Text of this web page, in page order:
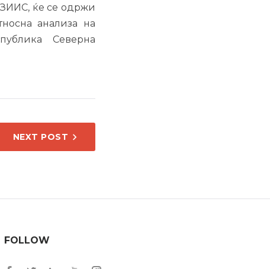
ќе се одржи
анализа на
Северна
NEXT POST
FOLLOW